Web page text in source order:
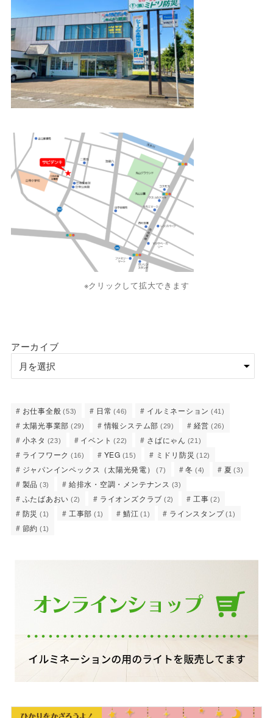
※クリックして拡大できます
アーカイブ
お仕事全般 (53) 日常 (46) イルミネーション (41)
太陽光事業部 (29) 情報システム部 (29) 経営 (26)
小ネタ (23) イベント (22) さばにゃん (21)
ライフワーク (16) YEG (15) ミドリ防災 (12)
ジャパンインペックス（太陽光発電） (7) 冬 (4) 夏 (3)
製品 (3) 給排水・空調・メンテナンス (3)
ふたばあおい (2) ライオンズクラブ (2) 工事 (2)
防災 (1) 工事部 (1) 鯖江 (1) ラインスタンプ (1)
節約 (1)